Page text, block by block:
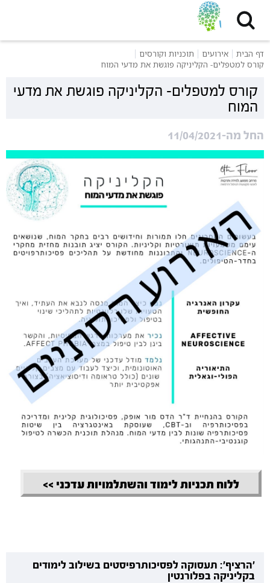
דף הבית אירועים
תוכניות וקורסים
קורס למטפלים- הקליניקה פוגשת את מדעי המוח
קורס למטפלים- הקליניקה פוגשת את מדעי
המוח
החל מה-11/04/2021
ללוח תכניות לימוד והשתלמויות עדכני >>
'הרציף': תעסוקה לפסיכותרפיסטים בשילוב לימודים
בקליניקה בפלורנטין